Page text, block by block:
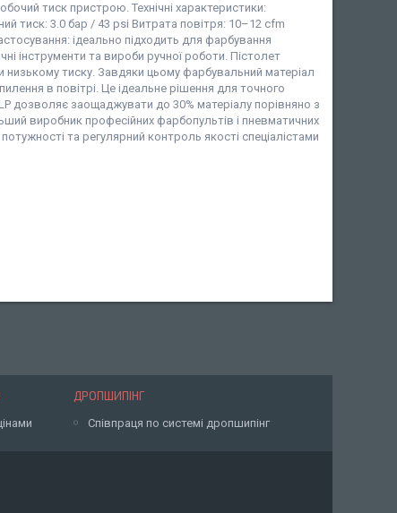
тиск пристрою. Технічні характеристики:
тиск: 3.0 бар / 43 psi Витрата повітря: 10–12 cfm
ідеально підходить для фарбування
інструменти та вироби ручної роботи. Пістолет
тиску. Завдяки цьому фарбувальний матеріал
в повітрі. Це ідеальне рішення для точного
дозволяє заощаджувати до 30% матеріалу порівняно з
виробник професійних фарбопультів і пневматичних
потужності та регулярний контроль якості спеціалістами
ДРОПШИПІНГ
Співпраця по системі дропшипінг